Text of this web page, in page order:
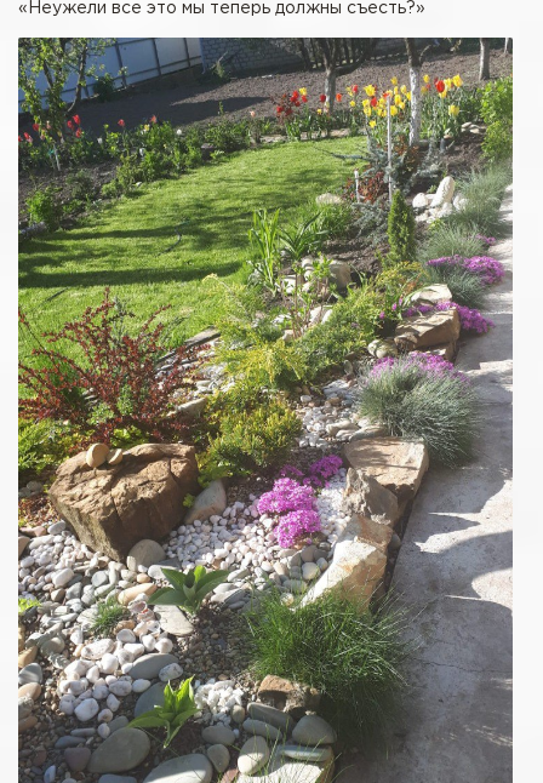
«Неужели все это мы теперь должны съесть?»